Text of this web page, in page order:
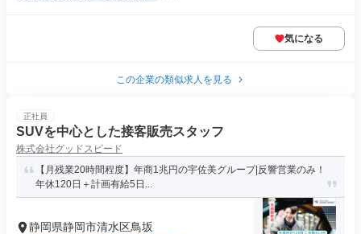
気になる
この企業の類似求人を見る
正社員
SUVを中心とした接客販売スタッフ
株式会社グッドスピード
【月残業20時間程度】年商1兆円の宇佐美グループ|反響営業のみ！
年休120日＋計画有給5日...
静岡県静岡市清水区鳥坂